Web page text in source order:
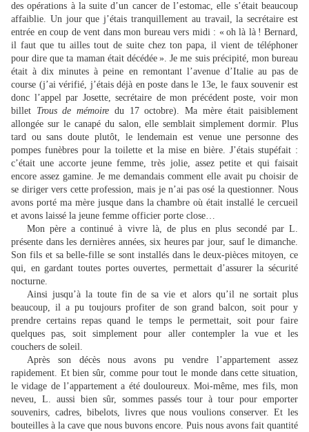
des opérations à la suite d’un cancer de l’estomac, elle s’était beaucoup
affaiblie. Un jour que j’étais tranquillement au travail, la secrétaire est
entrée en coup de vent dans mon bureau vers midi : « oh là là ! Bernard,
il faut que tu ailles tout de suite chez ton papa, il vient de téléphoner
pour dire que ta maman était décédée ». Je me suis précipité, mon bureau
était à dix minutes à peine en remontant l’avenue d’Italie au pas de
course (j’ai vérifié, j’étais déjà en poste dans le 13e, le faux souvenir est
donc l’appel par Josette, secrétaire de mon précédent poste, voir mon
billet Trous de mémoire du 17 octobre). Ma mère était paisiblement
allongée sur le canapé du salon, elle semblait simplement dormir. Plus
tard ou sans doute plutôt, le lendemain est venue une personne des
pompes funèbres pour la toilette et la mise en bière. J’étais stupéfait :
c’était une accorte jeune femme, très jolie, assez petite et qui faisait
encore assez gamine. Je me demandais comment elle avait pu choisir de
se diriger vers cette profession, mais je n’ai pas osé la questionner. Nous
avons porté ma mère jusque dans la chambre où était installé le cercueil
et avons laissé la jeune femme officier porte close…
Mon père a continué à vivre là, de plus en plus secondé par L.
présente dans les dernières années, six heures par jour, sauf le dimanche.
Son fils et sa belle-fille se sont installés dans le deux-pièces mitoyen, ce
qui, en gardant toutes portes ouvertes, permettait d’assurer la sécurité
nocturne.
Ainsi jusqu’à la toute fin de sa vie et alors qu’il ne sortait plus
beaucoup, il a pu toujours profiter de son grand balcon, soit pour y
prendre certains repas quand le temps le permettait, soit pour faire
quelques pas, soit simplement pour aller contempler la vue et les
couchers de soleil.
Après son décès nous avons pu vendre l’appartement assez
rapidement. Et bien sûr, comme pour tout le monde dans cette situation,
le vidage de l’appartement a été douloureux. Moi-même, mes fils, mon
neveu, L. aussi bien sûr, sommes passés tour à tour pour emporter
souvenirs, cadres, bibelots, livres que nous voulions conserver. Et les
bouteilles à la cave que nous buvons encore. Puis nous avons fait quantité